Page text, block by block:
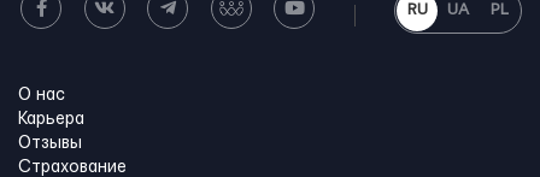
RU UA PL
О нас
Карьера
Отзывы
Страхование